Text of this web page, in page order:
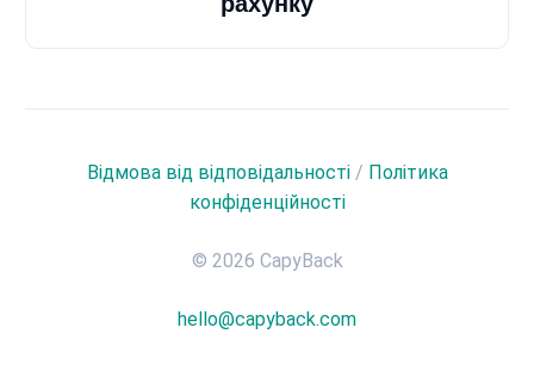
Відмова від відповідальності/ Політика
конфіденційності
© 2026 CapyBack
hello@capyback.com